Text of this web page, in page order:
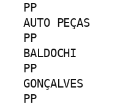
PP		11007	ANDERSON
AUTO PEÇAS
PP		11222	ANNA JU
BALDOCHI
PP		11753	CHARLES
GONÇALVES
PP		11111	DANDINHA